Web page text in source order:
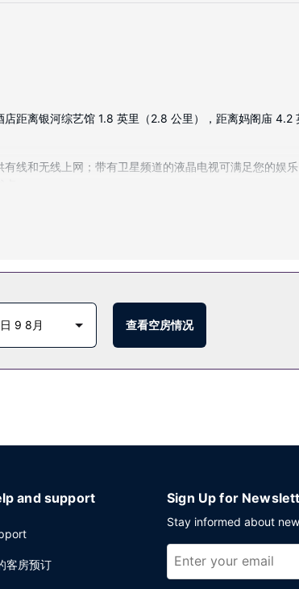
距离银河综艺馆 1.8 英里（2.8 公里），距离妈阁庙 4.2
线和无线上网；带有卫星频道的液晶电视可满足您的娱
施包括会议中心和会议室。定时往返机场班车是免费的
9 8月 查看空房情况
and support
客房预订
Sign Up for
Stay informed about